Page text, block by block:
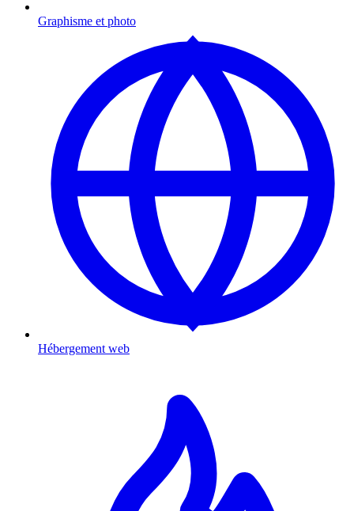
Graphisme et photo
Hébergement web